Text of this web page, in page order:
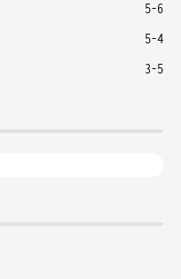
5-6
5-4
3-5